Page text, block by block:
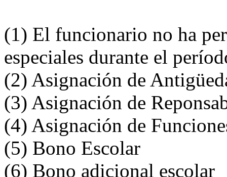
(1) El funcionario no ha
especiales durante el
(2) Asignación de
(3) Asignación de
(4) Asignación de
(5) Bono Escolar
(6) Bono adicional escolar